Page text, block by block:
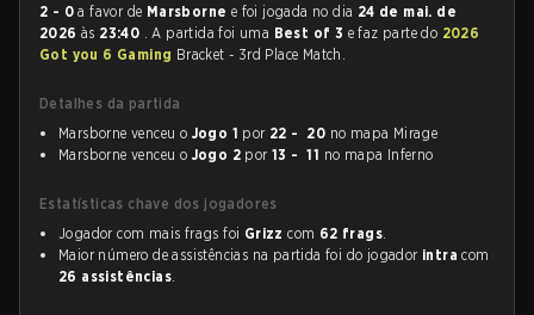
2 - 0 a favor de Marsborne e foi jogada no dia 24 de mai. de
2026 às 23:40 . A partida foi uma Best of 3 e faz parte do 2026
Got you 6 Gaming Bracket - 3rd Place Match.
Detalhes da partida
Marsborne venceu o Jogo 1 por 22 - 20 no mapa Mirage
Marsborne venceu o Jogo 2 por13 - 11 no mapa Inferno
Estatísticas chave dos jogadores
Jogador com mais frags foi Grizz com 62 frags.
Maior número de assistências na partida foi do jogador intra com
26 assistências.